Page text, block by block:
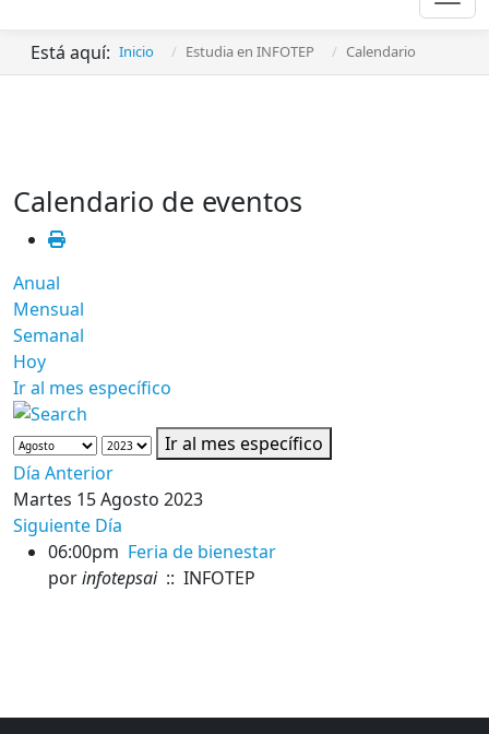
Está aquí: Inicio Estudia en INFOTEP Calendario
Calendario de eventos
Anual
Mensual
Semanal
Hoy
Ir al mes específico
Ir al mes específico
Día Anterior
Martes 15 Agosto 2023
Siguiente Día
06:00pm Feria de bienestar
porinfotepsai:: INFOTEP